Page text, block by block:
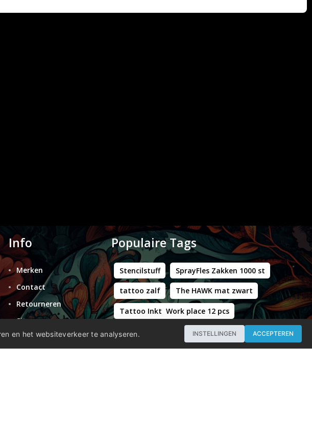
Info
Merken
Contact
Retourneren
Sitemap
Populaire Tags
Stencilstuff SprayFles Zakken 1000 st
tattoo zalf The HAWK mat zwart
Tattoo Inkt Work place 12 pcs
Hustle Butter Deluxe Zakjes
Professional - Workstation Pro - Matt Black
en het websiteverkeer te analyseren. INSTELLINGEN ACCEPTEREN